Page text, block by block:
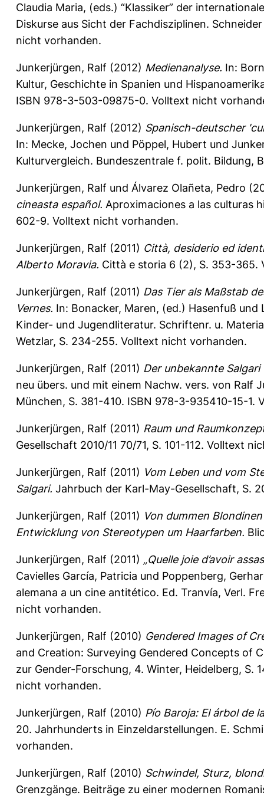
Claudia Maria, (eds.) “Klassiker” der
Diskurse aus Sicht der Fachdisziplinen.
nicht vorhanden.
Junkerjürgen, Ralf (2012) Medienanalyse. In:
Kultur, Geschichte in Spanien und
ISBN 978-3-503-09875-0. Volltext nicht
Junkerjürgen, Ralf (2012) Spanisch-deutscher
In: Mecke, Jochen und Pöppel, Hubert und
Kulturvergleich. Bundeszentrale f. polit. Bildung,
Junkerjürgen, Ralf und Álvarez Olañeta, Pedro
cineasta español. Aproximaciones a las culturas
602-9. Volltext nicht vorhanden.
Junkerjürgen, Ralf (2011) Città, desiderio ed
Alberto Moravia. Città e storia 6 (2), S. 353-365.
Junkerjürgen, Ralf (2011) Das Tier als Maßstab
Vernes. In: Bonacker, Maren, (ed.) Hasenfuß
Kinder- und Jugendliteratur. Schriftenr. u.
Wetzlar, S. 234-255. Volltext nicht vorhanden.
Junkerjürgen, Ralf (2011) Der unbekannte
neu übers. und mit einem Nachw. vers. von Ralf
München, S. 381-410. ISBN 978-3-935410-15-1.
Junkerjürgen, Ralf (2011) Raum und
Gesellschaft 2010/11 70/71, S. 101-112. Volltext
Junkerjürgen, Ralf (2011) Vom Leben und vom
Salgari. Jahrbuch der Karl-May-Gesellschaft, S.
Junkerjürgen, Ralf (2011) Von dummen
Entwicklung von Stereotypen um Haarfarben.
Junkerjürgen, Ralf (2011) „Quelle joie d’avoir
Cavielles García, Patricia und Poppenberg,
alemana a un cine antitético. Ed. Tranvía, Verl.
nicht vorhanden.
Junkerjürgen, Ralf (2010) Gendered Images of
and Creation: Surveying Gendered Concepts of
zur Gender-Forschung, 4. Winter, Heidelberg,
nicht vorhanden.
Junkerjürgen, Ralf (2010) Pío Baroja: El árbol de
20. Jahrhunderts in Einzeldarstellungen. E.
vorhanden.
Junkerjürgen, Ralf (2010) Schwindel, Sturz,
Grenzgänge. Beiträge zu einer modernen